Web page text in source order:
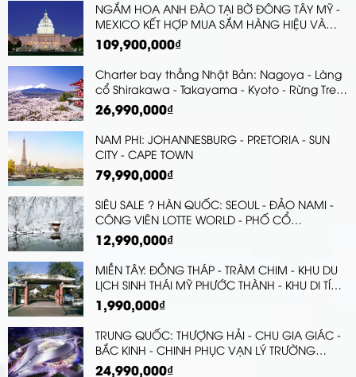
NGẮM HOA ANH ĐÀO TẠI BỜ ĐÔNG TÂY MỸ -
MEXICO KẾT HỢP MUA SẮM HÀNG HIỆU VÀ
THĂM NGƯỜI THÂN WASHINGTON DC –
PHILADELPHIA – DELAWARE – NEW YORK LAS
VEGAS - LOS ANGELES – PHƯỚC LỘC THỌ –
SAN DIEGO MEXICO - SOLVANG – SAN JOSE –
SAN FRANCISCO
109,900,000₫
Charter bay thẳng Nhật Bản: Nagoya - Làng
cổ Shirakawa - Takayama - Kyoto - Rừng Tre
Arashiyama - Kobe - Osaka - Nara
26,990,000₫
NAM PHI: JOHANNESBURG - PRETORIA - SUN
CITY - CAPE TOWN
79,990,000₫
SIÊU SALE ? HÀN QUỐC: SEOUL - ĐẢO NAMI -
CÔNG VIÊN LOTTE WORLD - PHỐ CỔ
INSADONG (3 ĐÊM KHÁCH SẠN)
12,990,000₫
MIỀN TÂY: ĐỒNG THÁP - TRÀM CHIM - KHU DU
LỊCH SINH THÁI MỸ PHƯỚC THÀNH - KHU DI TÍCH
XẺO QUÝT - GIẤC MƠ XANH GIỮA XỨ SEN
HỒNG
1,990,000₫
TRUNG QUỐC: THƯỢNG HẢI - CHU GIA GIÁC -
BẮC KINH - CHINH PHỤC VẠN LÝ TRƯỜNG
THÀNH
24,990,000₫